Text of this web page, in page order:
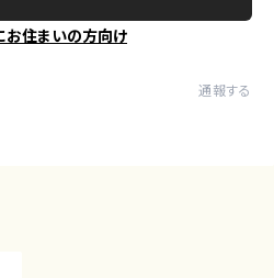
お住まいの方向け
通報する